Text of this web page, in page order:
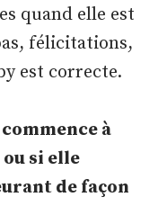
quand elle est
félicitations,
est correcte.
à
si elle
de façon